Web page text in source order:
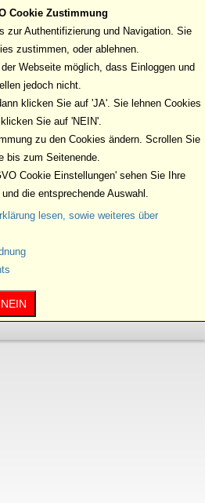
MENU
Cookie Zustimmung
zur Authentifizierung und Navigation. Sie
zustimmen, oder ablehnen.
Webseite möglich, dass Einloggen und
jedoch nicht.
klicken Sie auf 'JA'. Sie lehnen Cookies
Sie auf 'NEIN'.
zu den Cookies ändern. Scrollen Sie
bis zum Seitenende.
Cookie Einstellungen' sehen Sie Ihre
die entsprechende Auswahl.
lesen, sowie weiteres über
NEIN